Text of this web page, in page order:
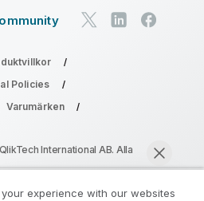
Policies
Varumärken
International AB. Alla
experience with our websites